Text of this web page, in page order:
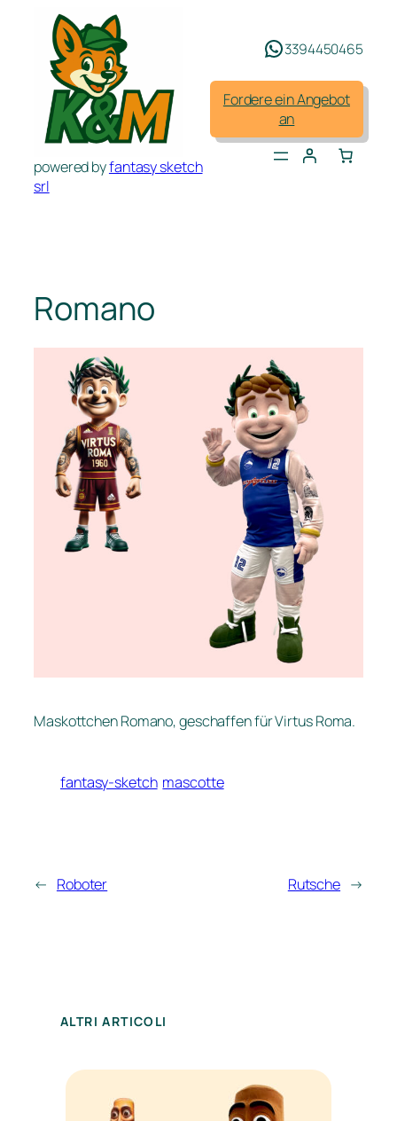
springen
powered byfantasy sketch
srl
3394450465
Fordere ein Angebot
an
Romano
Maskottchen Romano, geschaffen für Virtus Roma.
fantasy-sketch mascotte
← Roboter Rutsche →
ALTRI ARTICOLI